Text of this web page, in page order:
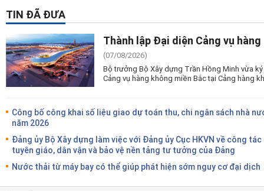
TIN ĐÃ ĐƯA
Thành lập Đại diện Cảng vụ
(07/08/2026)
Bộ trưởng Bộ Xây dựng Trần Hồng Minh vừa
Cảng vụ hàng không miền Bắc tại Cảng hàng
Công bố công khai số liệu giao dự toán thu, chi ngân sách nhà
năm 2026
Đảng ủy Bộ Xây dựng làm việc với Đảng ủy Cục HKVN về công tác
tuyên giáo, dân vận và bảo vệ nền tảng tư tưởng của Đảng
Nước thải từ máy bay có thể giúp phát hiện sớm nguy cơ đại dịch